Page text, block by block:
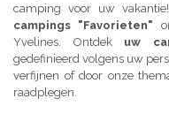
camping voor uw
campings "Favorieten"
Yvelines. Ontdek uw
gedefinieerd volgens uw
verfijnen of door onze
raadplegen.